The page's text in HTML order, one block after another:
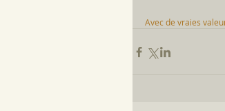
Avec de vraies